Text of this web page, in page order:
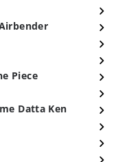
Piece
Datta Ken